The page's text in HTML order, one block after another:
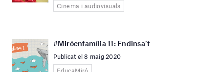
Cinema i audiovisuals
#Miróenfamília 11: Endinsa’t
Publicat el 8 maig 2020